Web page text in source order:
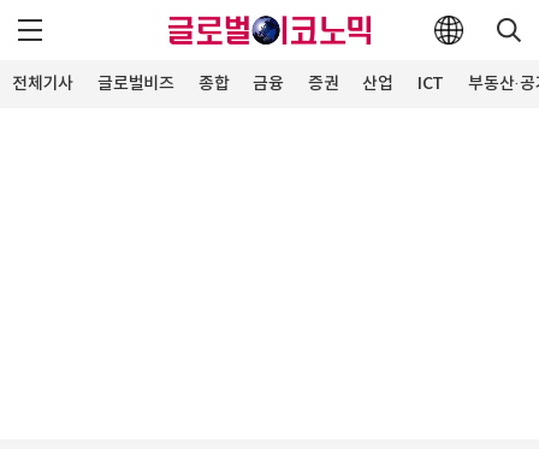
전체기사 글로벌비즈 종합 금융 증권 산업 ICT 부동산·